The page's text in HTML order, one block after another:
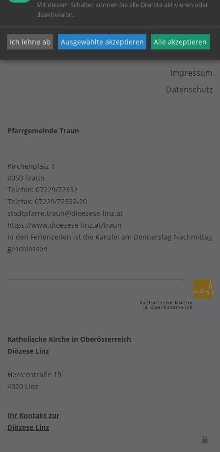
KONTAKT
Impressum
Datenschutz
Pfarrgemeinde Traun
Kirchenplatz 1
4050 Traun
Telefon: 07229/72332
Telefax: 07229/72332-20
stadtpfarre.traun@dioezese-linz.at
https://www.dioezese-linz.at/traun
In den Ferienzeiten ist die Kanzlei am Donnerstag Nachmittag
geschlossen.
Katholische Kirche in Oberösterreich
Diözese Linz
Herrenstraße 19
4020 Linz
Ihr Kontakt zur
Diözese Linz
Mit diesem Schalter können Sie alle Dienste aktivieren oder
deaktivieren.
Ich lehne ab Ausgewählte akzeptieren Alle akzeptieren